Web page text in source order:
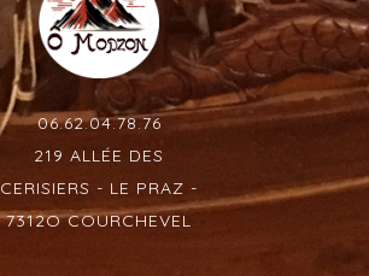
06.62.04.78.76
219 ALLÉE DES
CERISIERS - LE PRAZ -
7312O COURCHEVEL